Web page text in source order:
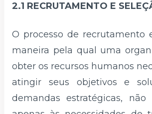
2.1 RECRUTAMENTO E
O processo de recrutamento
maneira pela qual uma
obter os recursos humanos
atingir seus objetivos e
demandas estratégicas,